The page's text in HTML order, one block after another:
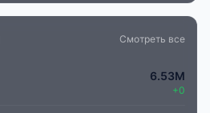
Смотреть все
6.53M
+0